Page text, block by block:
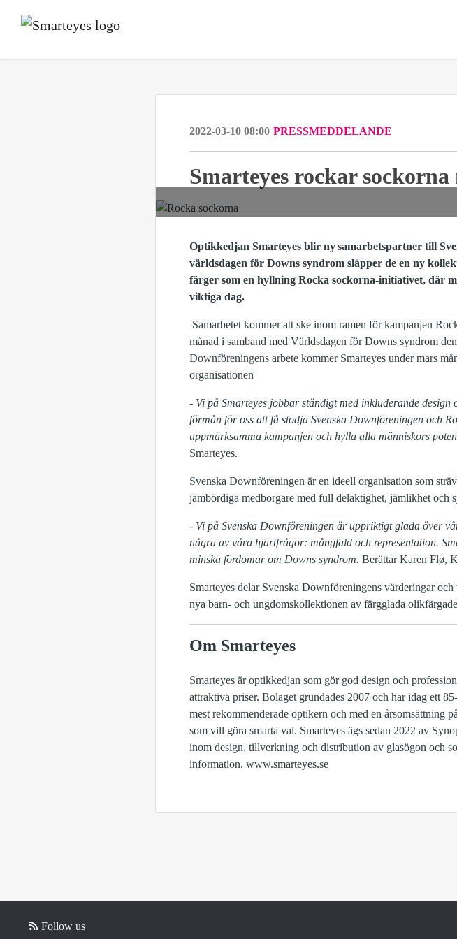
2022-03-10 08:00 PRESSMEDDELANDE
Smarteyes rockar
Optikkedjan Smarteyes blir ny samarbetspartner till
världsdagen för Downs syndrom släpper de en ny
färger som en hyllning Rocka sockorna-initiativet, där
viktiga dag.
Samarbetet kommer att ske inom ramen för kampanjen
månad i samband med Världsdagen för Downs syndrom
Downföreningens arbete kommer Smarteyes under mars
organisationen
- Vi på Smarteyes jobbar ständigt med inkluderande
förmån för oss att få stödja Svenska Downföreningen och
uppmärksamma kampanjen och hylla alla människors
Smarteyes.
Svenska Downföreningen är en ideell organisation som
jämbördiga medborgare med full delaktighet, jämlikhet och
- Vi på Svenska Downföreningen är uppriktigt glada över
några av våra hjärtfrågor: mångfald och representation.
minska fördomar om Downs syndrom. Berättar Karen Flø,
Smarteyes delar Svenska Downföreningens värderingar
nya barn- och ungdomskollektionen av färgglada
Om Smarteyes
Smarteyes är optikkedjan som gör god design och
attraktiva priser. Bolaget grundades 2007 och har idag ett
mest rekommenderade optikern och med en årsomsättning
som vill göra smarta val. Smarteyes ägs sedan 2022 av
inom design, tillverkning och distribution av glasögon och
information, www.smarteyes.se
Follow us